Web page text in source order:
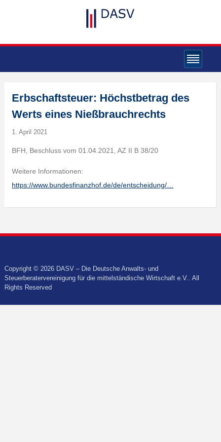
Erbschaftsteuer: Höchstbetrag des
Werts eines Nießbrauchrechts
1. April 2021
BFH, Beschluss vom 01.04.2021, AZ II B 38/20
Weitere Informationen:
https://www.bundesfinanzhof.de/de/entscheidung/…
Copyright © 2026 DASV – Die Deutsche Anwalts- und
Steuerberatervereinigung für die mittelständische Wirtschaft e.V.. All
Rights Reserved